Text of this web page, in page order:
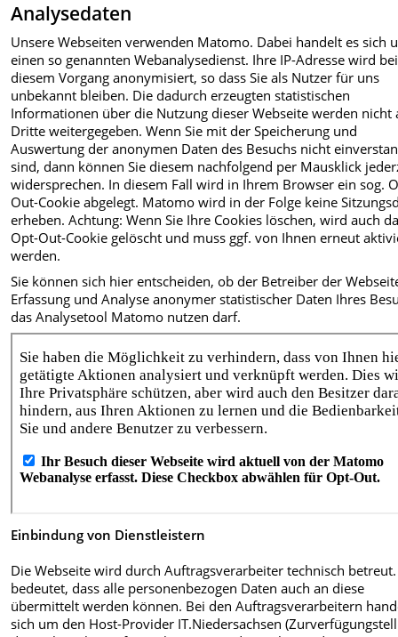
Analysedaten
Unsere Webseiten verwenden Matomo. Dabei handelt es sich
einen so genannten Webanalysedienst. Ihre IP-Adresse wird bei
diesem Vorgang anonymisiert, so dass Sie als Nutzer für uns
unbekannt bleiben. Die dadurch erzeugten statistischen
Informationen über die Nutzung dieser Webseite werden nicht
Dritte weitergegeben. Wenn Sie mit der Speicherung und
Auswertung der anonymen Daten des Besuchs nicht
sind, dann können Sie diesem nachfolgend per Mausklick
widersprechen. In diesem Fall wird in Ihrem Browser ein sog.
Out-Cookie abgelegt. Matomo wird in der Folge keine
erheben. Achtung: Wenn Sie Ihre Cookies löschen, wird auch
Opt-Out-Cookie gelöscht und muss ggf. von Ihnen erneut
werden.
Sie können sich hier entscheiden, ob der Betreiber der
Erfassung und Analyse anonymer statistischer Daten Ihres
das Analysetool Matomo nutzen darf.
Einbindung von Dienstleistern
Die Webseite wird durch Auftragsverarbeiter technisch
bedeutet, dass alle personenbezogen Daten auch an diese
übermittelt werden können. Bei den Auftragsverarbeitern
sich um den Host-Provider IT.Niedersachsen